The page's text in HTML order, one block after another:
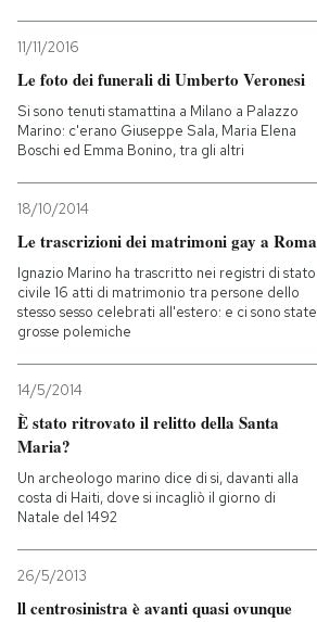
11/11/2016
Le foto dei funerali di Umberto Veronesi
Si sono tenuti stamattina a Milano a Palazzo
Marino: c'erano Giuseppe Sala, Maria Elena
Boschi ed Emma Bonino, tra gli altri
18/10/2014
Le trascrizioni dei matrimoni gay a Roma
Ignazio Marino ha trascritto nei registri di stato
civile 16 atti di matrimonio tra persone dello
stesso sesso celebrati all'estero: e ci sono state
grosse polemiche
14/5/2014
È stato ritrovato il relitto della Santa
Maria?
Un archeologo marino dice di si, davanti alla
costa di Haiti, dove si incagliò il giorno di
Natale del 1492
26/5/2013
ll centrosinistra è avanti quasi ovunque